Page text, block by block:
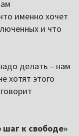
именно хочет
и что
делать – нам
хотят этого
к свободе»